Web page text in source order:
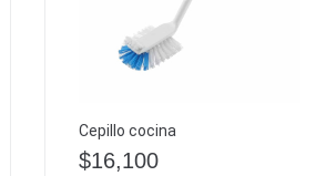
Cepillo cocina
$16,100